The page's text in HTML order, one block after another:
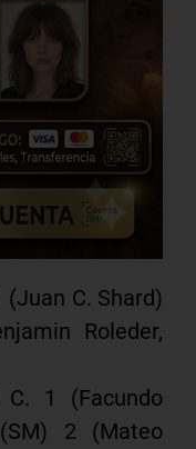
(Juan C. Shard)
Roleder,
1 (Facundo
2 (Mateo